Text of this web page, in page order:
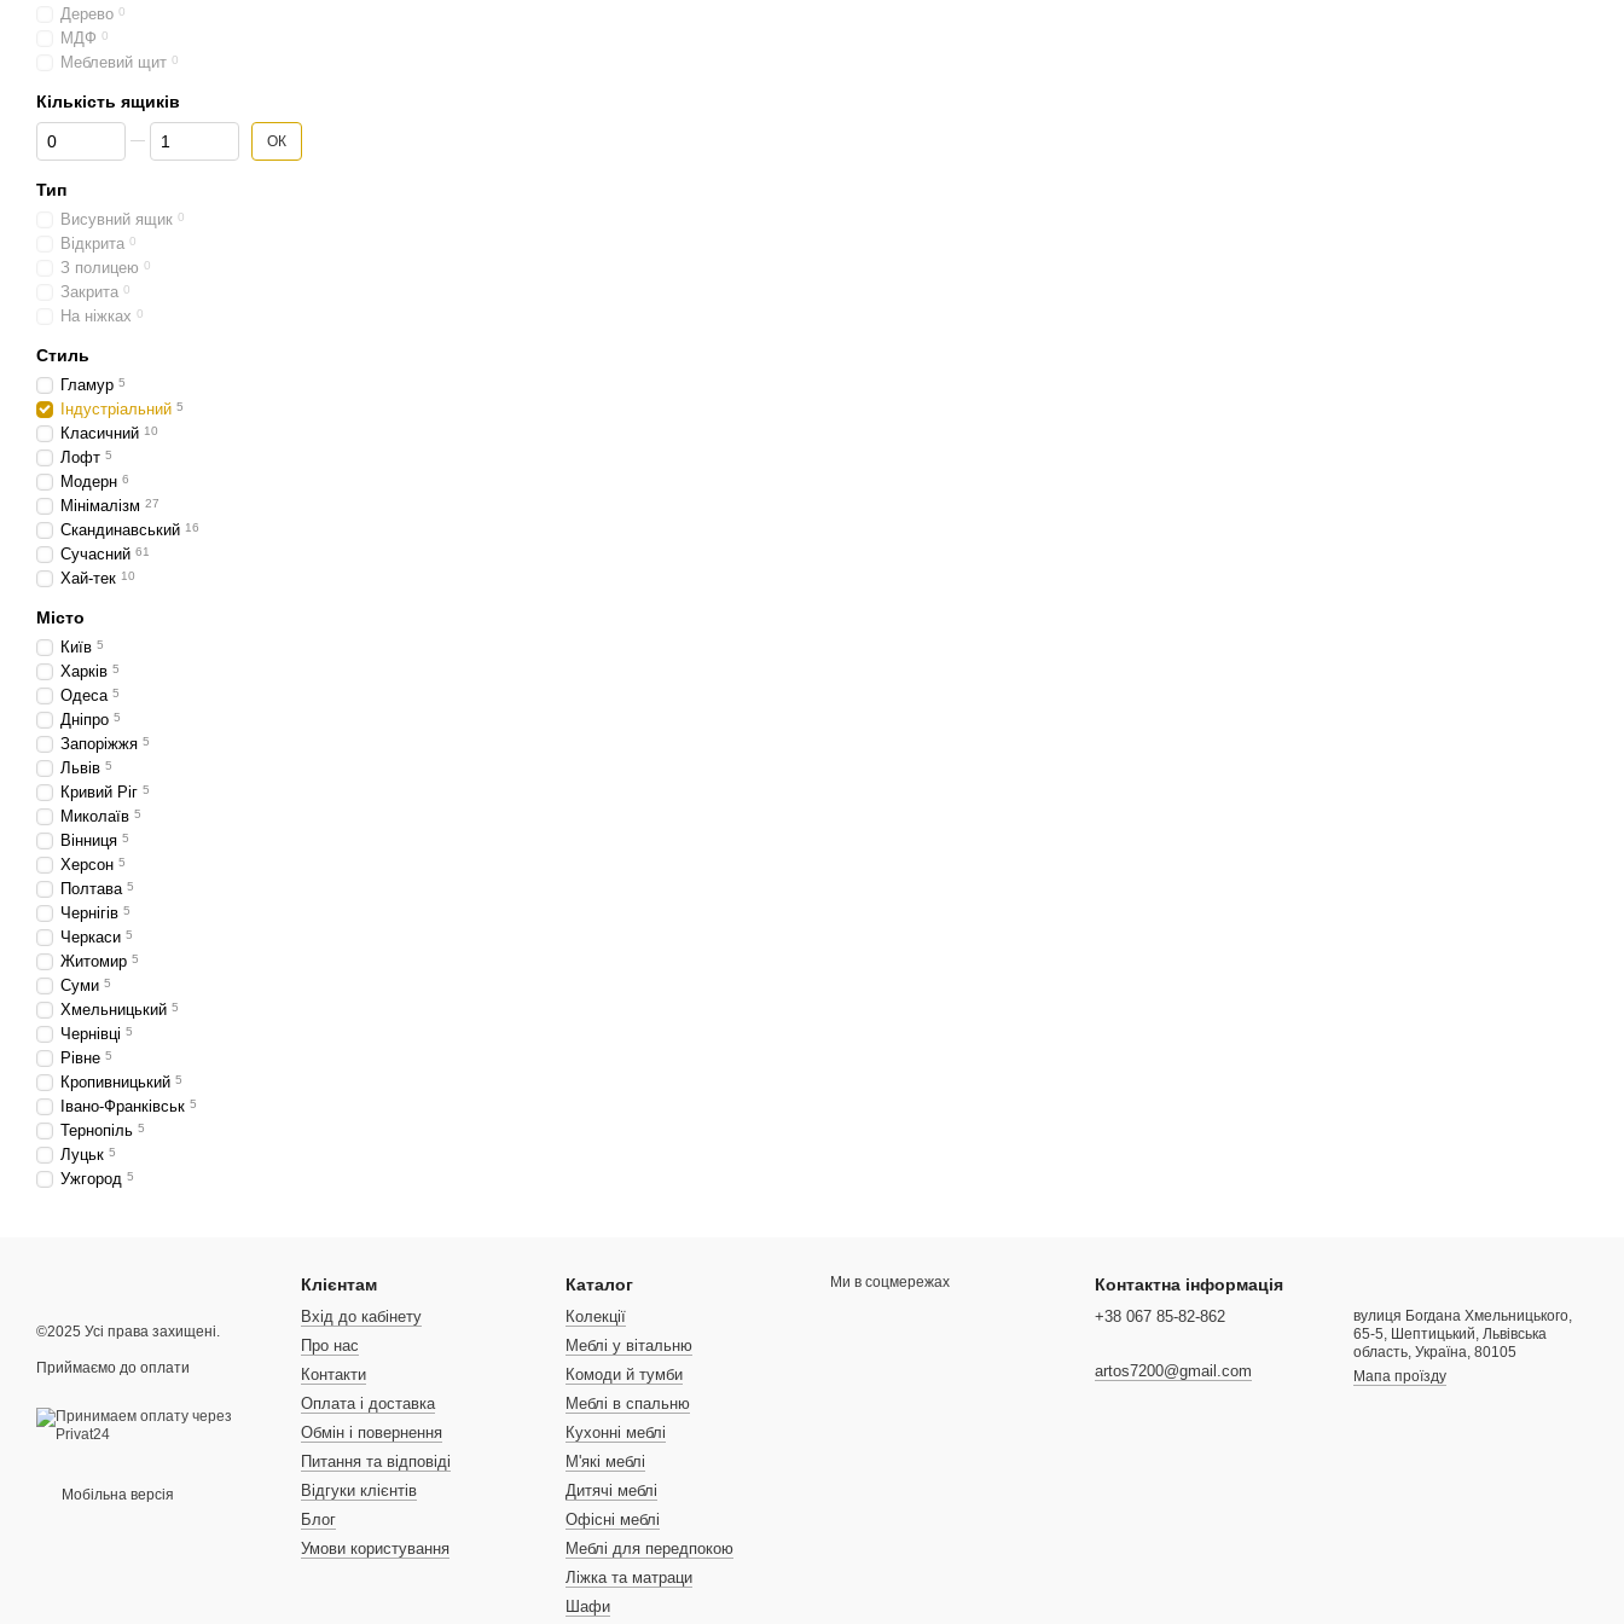
Дерево 0
МДФ 0
Меблевий щит 0
Кількість ящиків
Від Кількість ящиків
До Кількість ящиків ОК
Тип
Висувний ящик 0
Відкрита 0
З полицею 0
Закрита 0
На ніжках 0
Стиль
Гламур 5
Індустріальний 5
Класичний 10
Лофт 5
Модерн 6
Мінімалізм 27
Скандинавський 16
Сучасний 61
Хай-тек 10
Місто
Київ 5
Харків 5
Одеса 5
Дніпро 5
Запоріжжя 5
Львів 5
Кривий Ріг 5
Миколаїв 5
Вінниця 5
Херсон 5
Полтава 5
Чернігів 5
Черкаси 5
Житомир 5
Суми 5
Хмельницький 5
Чернівці 5
Рівне 5
Кропивницький 5
Івано-Франківськ 5
Тернопіль 5
Луцьк 5
Ужгород 5
©2025 Усі права захищені.
Приймаємо до оплати
Мобільна версія
Клієнтам
Вхід до кабінету
Про нас
Контакти
Оплата і доставка
Обмін і повернення
Питання та відповіді
Відгуки клієнтів
Блог
Умови користування
Каталог
Колекції
Меблі у вітальню
Комоди й тумби
Меблі в спальню
Кухонні меблі
М'які меблі
Дитячі меблі
Офісні меблі
Меблі для передпокою
Ліжка та матраци
Шафи
Ми в соцмережах Контактна інформація
+38 067 85-82-862
artos7200@gmail.com
вулиця Богдана Хмельницького,
65-5, Шептицький, Львівська
область, Україна, 80105
Мапа проїзду